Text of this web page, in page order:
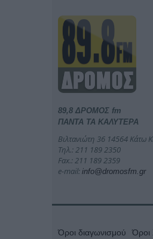
89,8 ΔΡΟΜΟΣ fm
ΠΑΝΤΑ ΤΑ ΚΑΛΥΤΕΡΑ
Βιλτανιώτη 36 14564 Κάτω
Τηλ.: 211 189 2350
Fax.: 211 189 2359
e-mail: info@dromosfm.gr
Όροι διαγωνισμού Όροι